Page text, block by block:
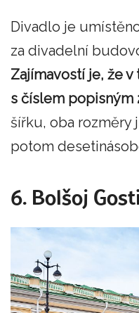
Divadlo je
za divadelní
Zajímavostí je, že
s číslem popisným
šířku, oba rozměry
potom
6. Bolšoj